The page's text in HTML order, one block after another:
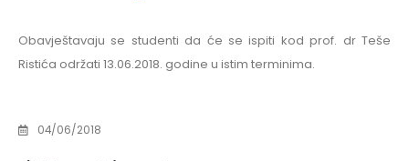
Obavještavaju se studenti da će se ispiti kod prof. dr Teše
Ristića održati 13.06.2018. godine u istim terminima.
04/06/2018